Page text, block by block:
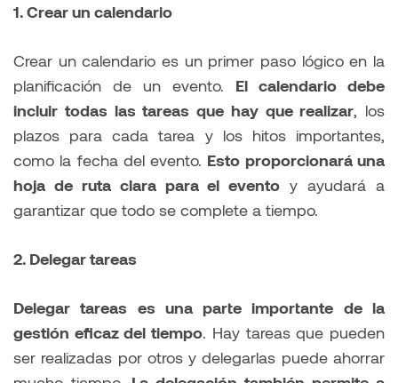
1. Crear un calendario
Crear un calendario es un primer paso lógico en la
planificación de un evento. El calendario debe
incluir todas las tareas que hay que realizar, los
plazos para cada tarea y los hitos importantes,
como la fecha del evento. Esto proporcionará una
hoja de ruta clara para el evento y ayudará a
garantizar que todo se complete a tiempo.
2. Delegar tareas
Delegar tareas es una parte importante de la
gestión eficaz del tiempo. Hay tareas que pueden
ser realizadas por otros y delegarlas puede ahorrar